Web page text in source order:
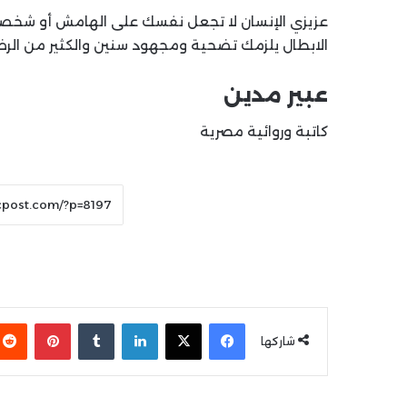
عزيزي الإنسان لا تجعل نفسك على الهامش أو
الابطال يلزمك تضحية ومجهود سنين والكثير من
عبير مدين
كاتبة وروائية مصرية
شاركها
فيسبوك
X لينكدإن